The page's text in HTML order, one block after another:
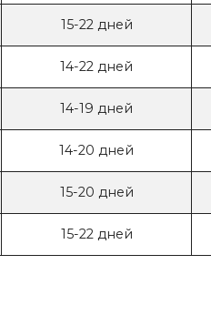
15-22 дней
14-22 дней
14-19 дней
14-20 дней
15-20 дней
15-22 дней